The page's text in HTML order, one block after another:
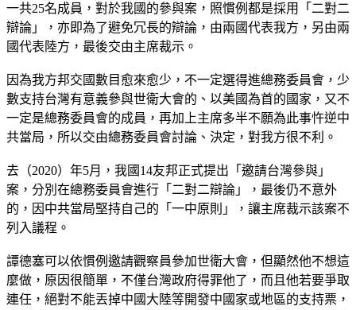
一共25名成員，對於我國的參與案，照慣例都是採用「二對二
辯論」，亦即為了避免冗長的辯論，由兩國代表我方，另由兩
國代表陸方，最後交由主席裁示。
因為我方邦交國數目愈來愈少，不一定選得進總務委員會，少
數支持台灣有意義參與世衛大會的、以美國為首的國家，又不
一定是總務委員會的成員，再加上主席多半不願為此事忤逆中
共當局，所以交由總務委員會討論、決定，對我方很不利。
去（2020）年5月，我國14友邦正式提出「邀請台灣參與」
案，分別在總務委員會進行「二對二辯論」，最後仍不意外
的，因中共當局堅持自己的「一中原則」，讓主席裁示該案不
列入議程。
譚德塞可以依慣例邀請觀察員參加世衛大會，但顯然他不想這
麼做，原因很簡單，不僅台灣政府得罪他了，而且他若要爭取
連任，絕對不能丟掉中國大陸等開發中國家或地區的支持票，